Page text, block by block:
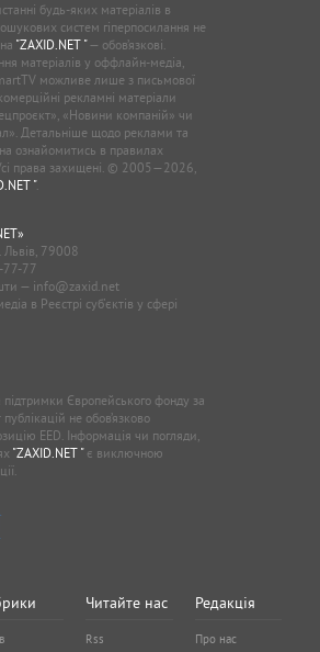
будь-яких матеріалів в
систем гіперпосилання не
"ZAXID.NET "— обов’язкові.
матеріалів у оффлайн-медіа,
можливе лише з письмової
рекламні матеріали
«Новини компаній» чи
Детальніше щодо реклами та
ознайомитись в правилах
права захищені. © 2005—2026,
".
Львів, 79008
77-77
— info@zaxid.net
в Реєстрі суб'єктів у сфері
Європейського фонду за
не обов’язково
EED. Інформація чи погляди,
"ZAXID.NET "є виключною
Читайте нас
Rss
Редакція
Про нас